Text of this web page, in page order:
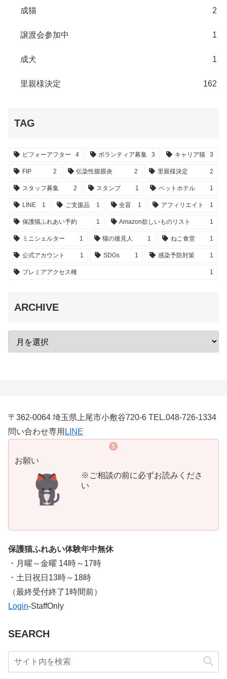
成猫 2
譲渡会参加中 1
成犬 1
里親様決定 162
TAG
ビフォーアフター 4 ボランティア募集 3 キャリア猫 3
FIP 2 伝染性腹膜炎 2 里親様決定 2
スタッフ募集 2 スタンプ 1 ペットホテル 1
LINE 1 ご支援品 1 全盲 1 アフィリエイト 1
保護猫ふれあい予約 1 Amazon欲しいものリスト 1
ミニシェルター 1 猫の後見人 1 ねこ食堂 1
公式アカウント 1 SDGs 1 感染予防対策 1
プレミアアクセス権 1
ARCHIVE
〒362-0064 埼玉県上尾市小敷谷720-6 TEL.048-726-1334
問い合わせ専用 LINE
お願い
※ご相談の前に必ずお読みくださ
い
保護猫ふれあい体験年中無休
・月曜～金曜 14時～17時
・土日祝日13時～18時
​（最終受付終了1時間前）
Login-StaffOnly
SEARCH